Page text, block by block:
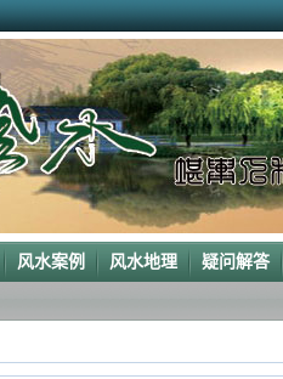
找到的龙穴图
“猛虎下山”形
断验老阳宅风水吉凶（二）
调整阳宅风水布局
断验堪察阳宅风水
宅风水吉凶
风水案例 风水地理 疑问解答